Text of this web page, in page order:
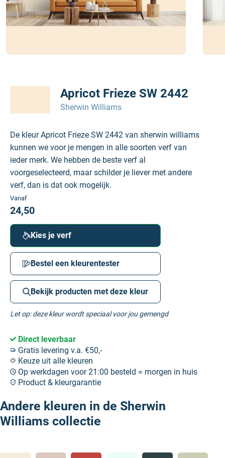
Apricot Frieze SW 2442
Sherwin Williams
De kleur Apricot Frieze SW 2442 van sherwin williams
kunnen we voor je mengen in alle soorten verf van
ieder merk. We hebben de beste verf al
voorgeselecteerd, maar schilder je liever met andere
verf, dan is dat ook mogelijk.
Vanaf
24,50
Kies je verf
Bestel een kleurentester
Bekijk producten met deze kleur
Let op: deze kleur wordt speciaal voor jou gemengd
Direct leverbaar
Gratis levering v.a. €50,-
Keuze uit alle kleuren
Op werkdagen voor 21:00 besteld = morgen in huis
Product & kleurgarantie
Andere kleuren in de Sherwin
Williams collectie